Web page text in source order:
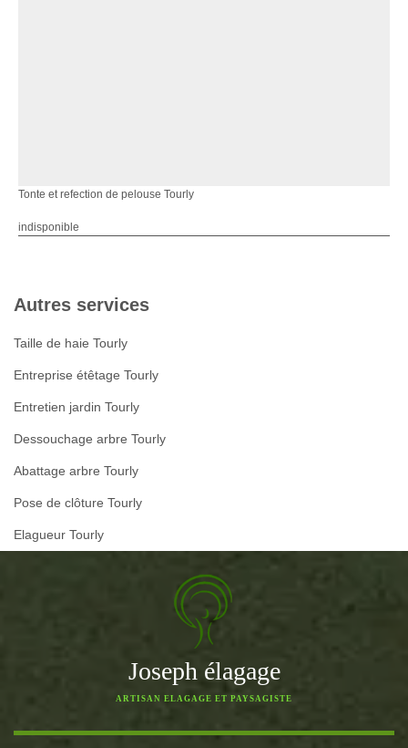
Tonte et refection de pelouse Tourly
indisponible
Autres services
Taille de haie Tourly
Entreprise étêtage Tourly
Entretien jardin Tourly
Dessouchage arbre Tourly
Abattage arbre Tourly
Pose de clôture Tourly
Elagueur Tourly
Joseph élagage
ARTISAN ELAGAGE ET PAYSAGISTE